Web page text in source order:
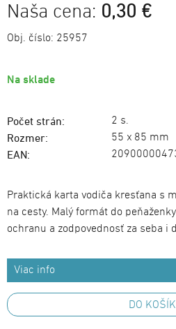
Naša cena: 0,30 €
Obj. číslo: 25957
Na sklade
Počet strán: 2 s.
Rozmer: 55 x 85 mm
EAN:
Praktická karta vodiča kresťana s
na cesty. Malý formát do
ochranu a zodpovednosť za seba i
Viac info
DO